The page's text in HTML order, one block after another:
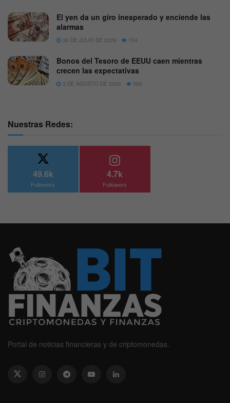
El yen da un giro inesperado y enciende las
alarmas
30 DE JULIO DE 2026 724
Bonos del Tesoro de EEUU caen mientras
crecen las expectativas
3 DE AGOSTO DE 2026 593
Nuestras Redes:
49.6k
Followers
4.7k
Followers
Portal de noticias financieras y de criptomonedas.